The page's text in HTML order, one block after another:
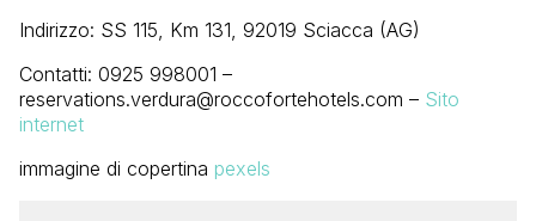
Indirizzo: SS 115, Km 131, 92019 Sciacca (AG)
Contatti: 0925 998001 –
reservations.verdura@roccofortehotels.com – Sito
internet
immagine di copertina pexels